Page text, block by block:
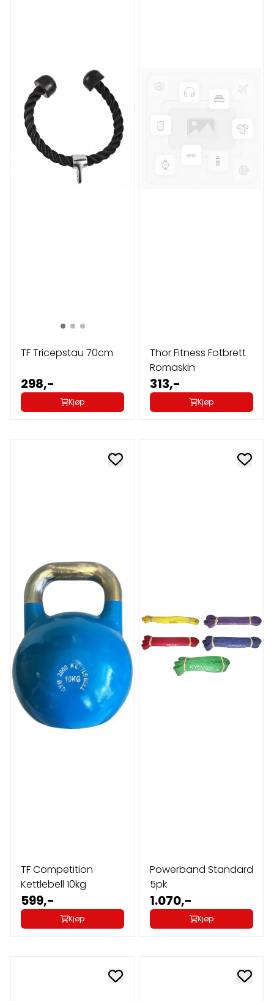
TF Tricepstau 70cm
298,-
Kjøp
Thor Fitness Fotbrett
Romaskin
313,-
Kjøp
TF Competition
Kettlebell 10kg
599,-
Kjøp
Powerband Standard
5pk
1.070,-
Kjøp